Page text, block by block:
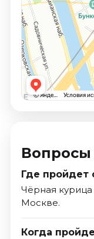
Вопросы
Где пройдет
Чёрная курица
Москве.
Когда